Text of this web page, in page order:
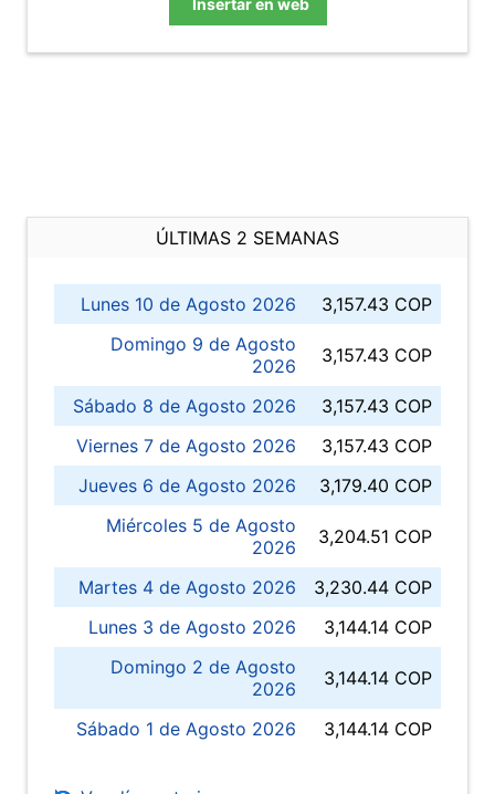
Insertar en web
ÚLTIMAS 2 SEMANAS
Lunes 10 de Agosto 2026
3,157.43 COP
Domingo 9 de Agosto
2026
3,157.43 COP
Sábado 8 de Agosto 2026
3,157.43 COP
Viernes 7 de Agosto 2026
3,157.43 COP
Jueves 6 de Agosto 2026
3,179.40 COP
Miércoles 5 de Agosto
2026
3,204.51 COP
Martes 4 de Agosto 2026
3,230.44 COP
Lunes 3 de Agosto 2026
3,144.14 COP
Domingo 2 de Agosto
2026
3,144.14 COP
Sábado 1 de Agosto 2026 3,144.14 COP